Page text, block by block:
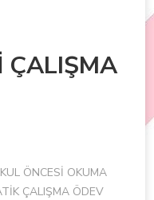
ÇALIŞMA
ÖNCESİ OKUMA
ÇALIŞMA ÖDEV